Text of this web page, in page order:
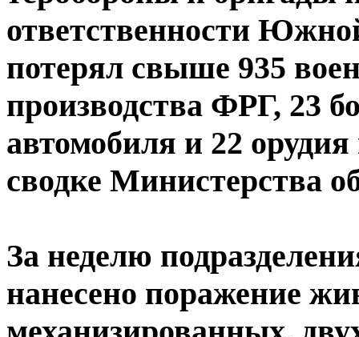
ответственности
потерял свыше 935
производства ФРГ, 23
автомобиля и 22
сводке Министерства
За неделю
нанесено поражение